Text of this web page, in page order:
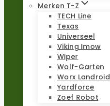
Merken T-Z
TECH Line
Texas
Universeel
Viking Imow
Wiper
Wolf-Garten
Worx Landroid
Yardforce
Zoef Robot